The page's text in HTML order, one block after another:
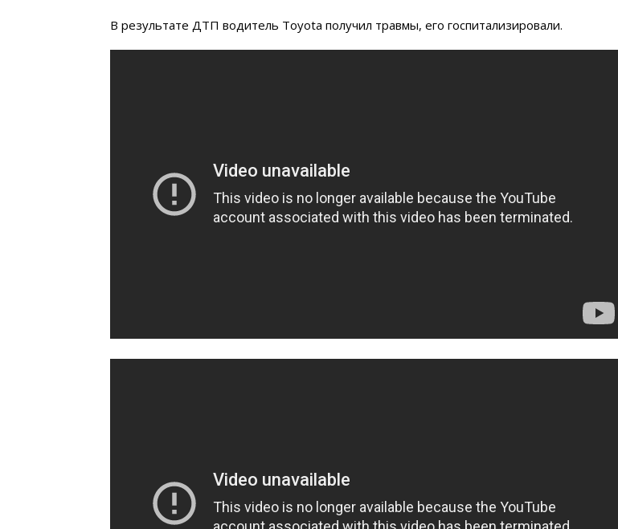
В результате ДТП водитель Toyota получил травмы, его госпитализировали.